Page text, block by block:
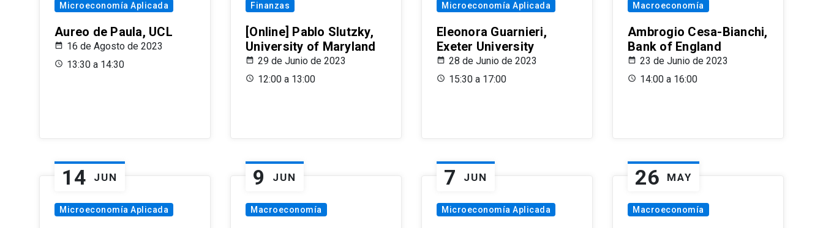
Microeconomía Aplicada
Aureo de Paula, UCL
16 de Agosto de 2023
13:30 a 14:30
Finanzas
[Online] Pablo Slutzky,
University of Maryland
29 de Junio de 2023
12:00 a 13:00
Microeconomía Aplicada
Eleonora Guarnieri,
Exeter University
28 de Junio de 2023
15:30 a 17:00
Macroeconomía
Ambrogio Cesa-Bianchi,
Bank of England
23 de Junio de 2023
14:00 a 16:00
14 JUN
Microeconomía Aplicada
9 JUN
Macroeconomía
7 JUN
Microeconomía Aplicada
26 MAY
Macroeconomía